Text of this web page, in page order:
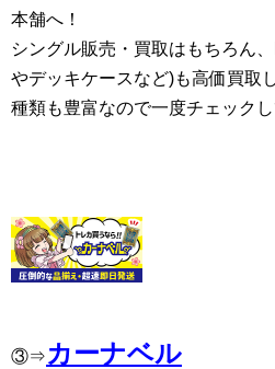
本舗へ！
シングル販売・買取はもちろん
やデッキケースなど)も高価買取
種類も豊富なので一度チェック
③⇒ カーナベル